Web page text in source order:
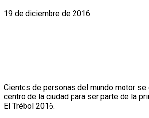
19 de diciembre de 2016
Cientos de personas del mundo motor se
centro de la ciudad para ser parte de la
El Trébol 2016.